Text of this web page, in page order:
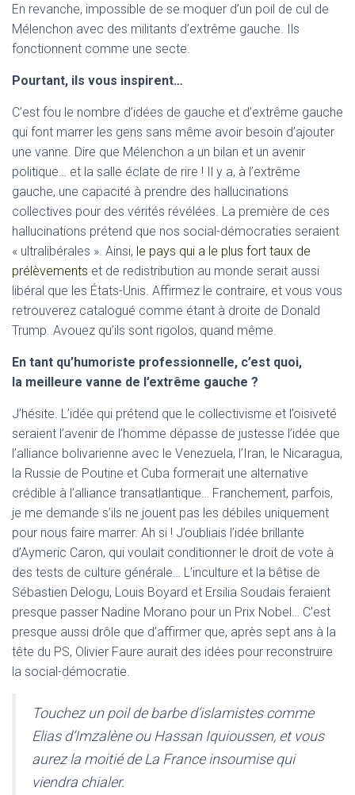
En revanche, impossible de se moquer d’un poil de cul de
Mélenchon avec des militants d’extrême gauche. Ils
fonctionnent comme une secte.
Pourtant, ils vous inspirent…
C’est fou le nombre d’idées de gauche et d’extrême gauche
qui font marrer les gens sans même avoir besoin d’ajouter
une vanne. Dire que Mélenchon a un bilan et un avenir
politique… et la salle éclate de rire ! Il y a, à l’extrême
gauche, une capacité à prendre des hallucinations
collectives pour des vérités révélées. La première de ces
hallucinations prétend que nos social-démocraties seraient
« ultralibérales ». Ainsi, le pays qui a le plus fort taux de
prélèvements et de redistribution au monde serait aussi
libéral que les États-Unis. Affirmez le contraire, et vous vous
retrouverez catalogué comme étant à droite de Donald
Trump. Avouez qu’ils sont rigolos, quand même.
En tant qu’humoriste professionnelle, c’est quoi,
la meilleure vanne de l’extrême gauche ?
J’hésite. L’idée qui prétend que le collectivisme et l’oisiveté
seraient l’avenir de l’homme dépasse de justesse l’idée que
l’alliance bolivarienne avec le Venezuela, l’Iran, le Nicaragua,
la Russie de Poutine et Cuba formerait une alternative
crédible à l’alliance transatlantique… Franchement, parfois,
je me demande s’ils ne jouent pas les débiles uniquement
pour nous faire marrer. Ah si ! J’oubliais l’idée brillante
d’Aymeric Caron, qui voulait conditionner le droit de vote à
des tests de culture générale… L’inculture et la bêtise de
Sébastien Delogu, Louis Boyard et Ersilia Soudais feraient
presque passer Nadine Morano pour un Prix Nobel… C’est
presque aussi drôle que d’affirmer que, après sept ans à la
tête du PS, Olivier Faure aurait des idées pour reconstruire
la social-démocratie.
Touchez un poil de barbe d’islamistes comme
Elias d’Imzalène ou Hassan Iquioussen, et vous
aurez la moitié de La France insoumise qui
viendra chialer.